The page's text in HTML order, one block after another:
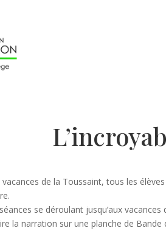
de la Toussaint, tous les
se déroulant jusqu’aux
la narration sur une planche de Bande